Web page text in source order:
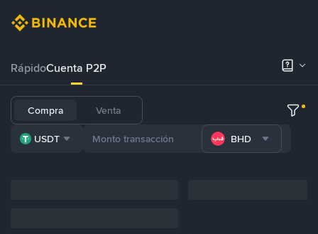
RápidoCuenta P2P
Compra Venta
USDT BHD